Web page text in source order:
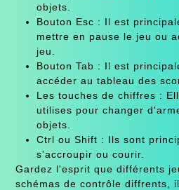
objets.
Bouton Esc : Il est
mettre en pause le jeu ou
jeu.
Bouton Tab : Il est
accéder au tableau des
Les touches de chiffres :
utilises pour changer
objets.
Ctrl ou Shift : Ils sont
s'accroupir ou courir.
Gardez l'esprit que différents
schémas de contrôle diffrents,